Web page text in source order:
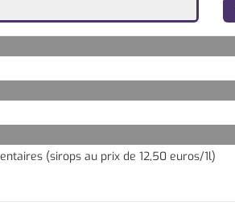
(sirops au prix de 12,50 euros/1l)